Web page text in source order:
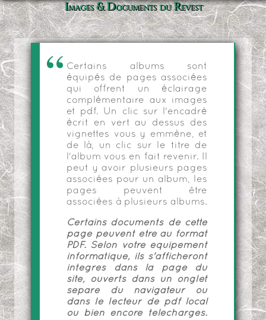
Images & Documents du Revest
Certains albums sont
équipés de pages associées
qui offrent un éclairage
complémentaire aux images
et pdf. Un clic sur l'encadré
écrit en vert au dessus des
vignettes vous y emmène, et
de là, un clic sur le titre de
l'album vous en fait revenir. Il
peut y avoir plusieurs pages
associées pour un album, les
pages peuvent être
associées à plusieurs albums.
Certains documents de cette
page peuvent être au format
PDF. Selon votre équipement
informatique, ils s'afficheront
intégrés dans la page du
site, ouverts dans un onglet
séparé du navigateur ou
dans le lecteur de pdf local
ou bien encore téléchargés.